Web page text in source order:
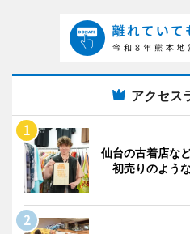
アクセス
仙台の古着店な
初売りのよう